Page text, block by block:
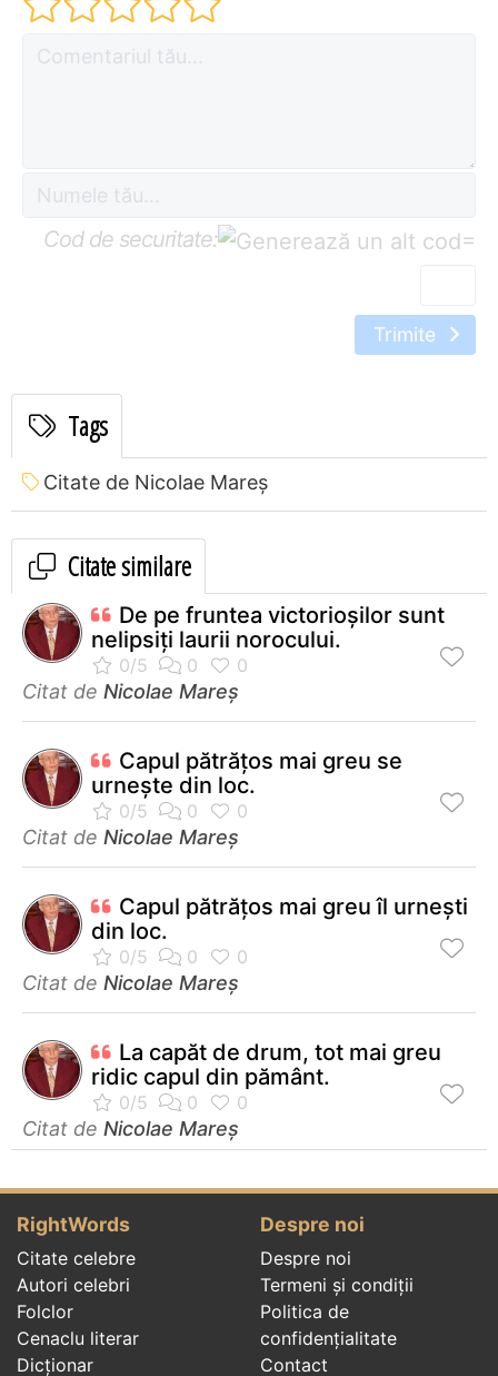
Cod de securitate: =
Trimite
Tags
Citate de Nicolae Mareș
Citate similare
De pe fruntea victorioşilor sunt
nelipsiţi laurii norocului.
Citat de Nicolae Mareș
Capul pătrăţos mai greu se
urneşte din loc.
Citat de Nicolae Mareș
Capul pătrăţos mai greu îl urneşti
din loc.
Citat de Nicolae Mareș
La capăt de drum, tot mai greu
ridic capul din pământ.
Citat de Nicolae Mareș
RightWords
Citate celebre
Autori celebri
Folclor
Cenaclu literar
Dicționar
Despre noi
Despre noi
Termeni și condiții
Politica de
confidenţialitate
Contact